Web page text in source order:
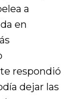
a
en
respondió
dejar las